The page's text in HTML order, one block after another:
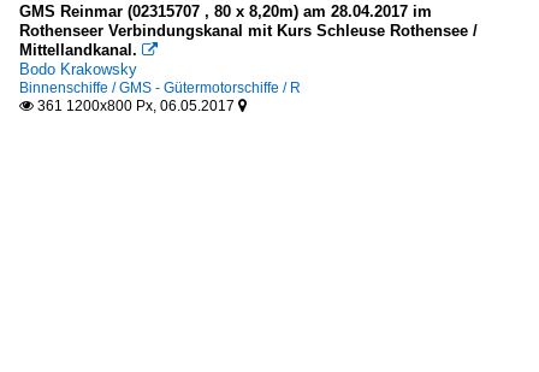
GMS Reinmar (02315707 , 80 x 8,20m) am 28.04.2017 im
Rothenseer Verbindungskanal mit Kurs Schleuse Rothensee /
Mittellandkanal. 
Bodo Krakowsky
Binnenschiffe / GMS - Gütermotorschiffe / R
 361 1200x800 Px, 06.05.2017 